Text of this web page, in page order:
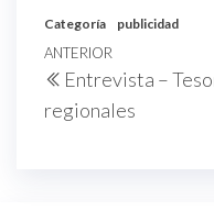
y
á
3
3
Categoría publicidad
Navegación
de
entradas
Entrada
anterior
ANTERIOR
Entrevista –
regionales